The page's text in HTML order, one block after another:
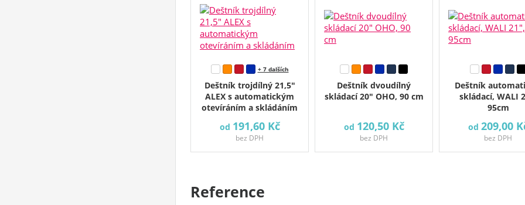
Deštník trojdílný 21,5"
ALEX s automatickým
otevíráním a skládáním
+ 7 dalších
od 191,60 Kč
bez DPH
Deštník dvoudílný
skládací 20" OHO, 90 cm
od 120,50 Kč
bez DPH
Deštník
skládací, WALI
95cm
od 209,00
bez DPH
Reference